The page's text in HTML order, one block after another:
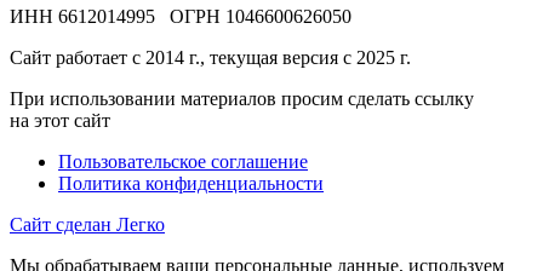
ИНН 6612014995 ОГРН 1046600626050
Сайт работает с 2014 г., текущая версия с 2025 г.
При использовании материалов просим сделать ссылку
на этот сайт
Пользовательское соглашение
Политика конфиденциальности
Сайт сделан Легко
Мы обрабатываем ваши персональные данные, используем